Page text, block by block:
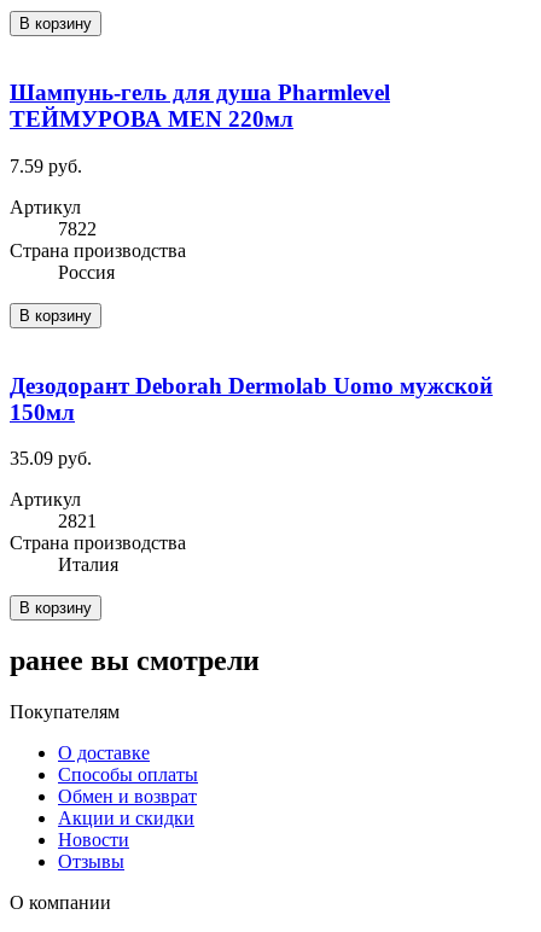
В корзину
Шампунь-гель для душа Pharmlevel
ТЕЙМУРОВА MEN 220мл
7.59 руб.
Артикул
7822
Cтрана производства
Россия
В корзину
Дезодорант Deborah Dermolab Uomo мужской
150мл
35.09 руб.
Артикул
2821
Cтрана производства
Италия
В корзину
ранее вы смотрели
Покупателям
О доставке
Способы оплаты
Обмен и возврат
Акции и скидки
Новости
Отзывы
О компании